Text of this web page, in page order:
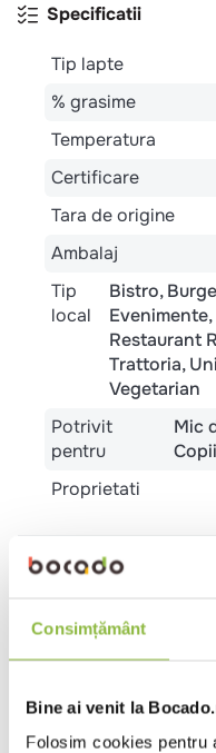
Consimțământ
Bine ai venit la
Folosim cookies pentru
Specificatii
Tip lapte
% grasime
Temperatura
Certificare
Tara de origine
Ambalaj
Tip
local
Bistro
Evenimente
Restaurant
Trattoria
Vegetarian
Potrivit
pentru
Mic
Copii
Proprietati
obtinuta din
selectionate.
LACTOZA, LAPTE